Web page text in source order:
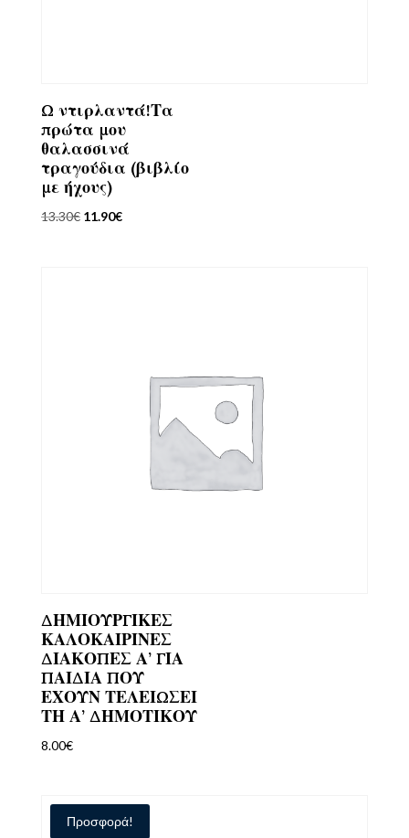
Ω ντιρλαντά!Τα
πρώτα μου
θαλασσινά
τραγούδια (βιβλίο
με ήχους)
13.30€ Original
11.90€Η
ΔΗΜΙΟΥΡΓΙΚΕΣ
ΚΑΛΟΚΑΙΡΙΝΕΣ
ΔΙΑΚΟΠΕΣ Α’ ΓΙΑ
ΠΑΙΔΙΑ ΠΟΥ
ΕΧΟΥΝ ΤΕΛΕΙΩΣΕΙ
ΤΗ Α’ ΔΗΜΟΤΙΚΟΥ
8.00€
Προσφορά!